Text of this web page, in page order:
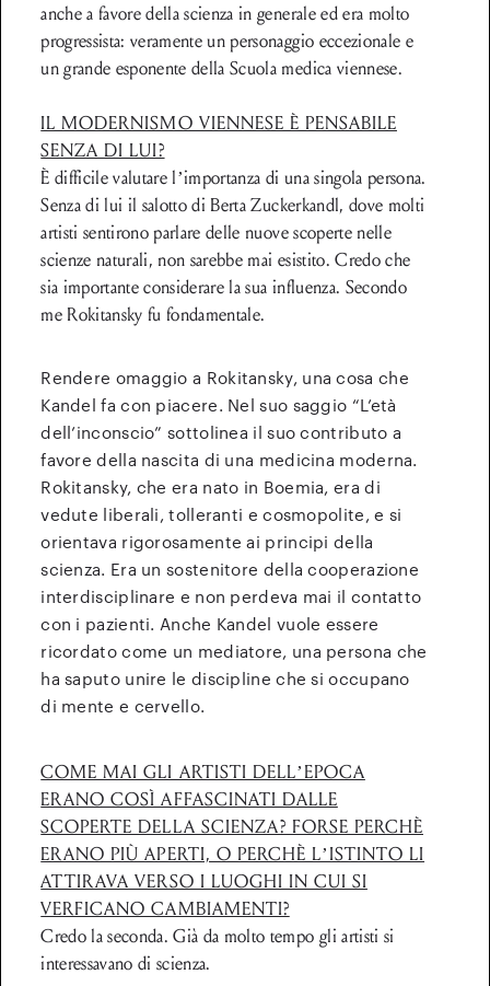
anche a favore della scienza in generale ed era molto
progressista: veramente un personaggio eccezionale e
un grande esponente della Scuola medica viennese.
IL MODERNISMO VIENNESE È PENSABILE
SENZA DI LUI?
È difficile valutare l’importanza di una singola persona.
Senza di lui il salotto di Berta Zuckerkandl, dove molti
artisti sentirono parlare delle nuove scoperte nelle
scienze naturali, non sarebbe mai esistito. Credo che
sia importante considerare la sua influenza. Secondo
me Rokitansky fu fondamentale.
Rendere omaggio a Rokitansky, una cosa che
Kandel fa con piacere. Nel suo saggio “L’età
dell’inconscio” sottolinea il suo contributo a
favore della nascita di una medicina moderna.
Rokitansky, che era nato in Boemia, era di
vedute liberali, tolleranti e cosmopolite, e si
orientava rigorosamente ai principi della
scienza. Era un sostenitore della cooperazione
interdisciplinare e non perdeva mai il contatto
con i pazienti. Anche Kandel vuole essere
ricordato come un mediatore, una persona che
ha saputo unire le discipline che si occupano
di mente e cervello.
COME MAI GLI ARTISTI DELL’EPOCA
ERANO COSÌ AFFASCINATI DALLE
SCOPERTE DELLA SCIENZA? FORSE PERCHÈ
ERANO PIÙ APERTI, O PERCHÈ L’ISTINTO LI
ATTIRAVA VERSO I LUOGHI IN CUI SI
VERFICANO CAMBIAMENTI?
Credo la seconda. Già da molto tempo gli artisti si
interessavano di scienza.